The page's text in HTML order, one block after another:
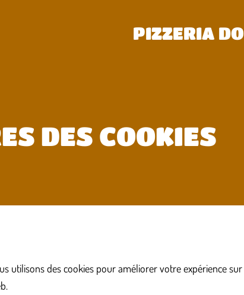
PIZZERIA
DES COOKIES
utilisons des cookies pour améliorer votre expérience